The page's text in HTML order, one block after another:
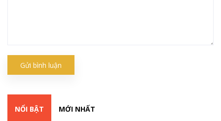
Gửi bình luận
NỔI BẬT MỚI NHẤT